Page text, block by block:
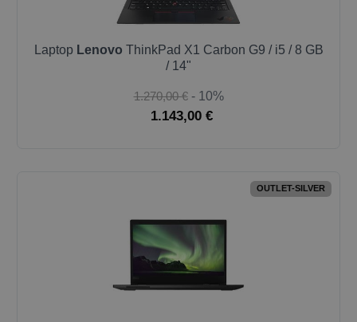
Laptop Lenovo ThinkPad X1 Carbon G9 / i5 / 8 GB
/ 14"
1.270,00 € - 10%
1.143,00 €
OUTLET-SILVER